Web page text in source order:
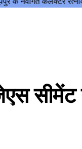
सीमेंट